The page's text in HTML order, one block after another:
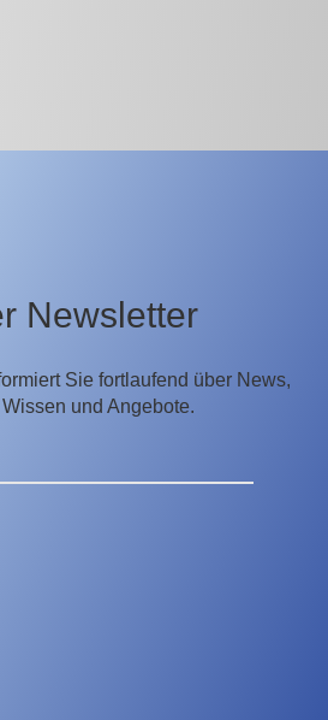
Newsletter
Sie fortlaufend über News,
und Angebote.